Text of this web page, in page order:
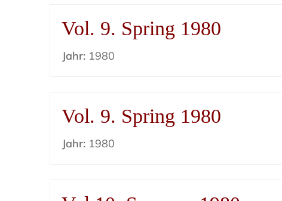
Vol. 9. Spring 1980
Jahr: 1980
Vol. 9. Spring 1980
Jahr: 1980